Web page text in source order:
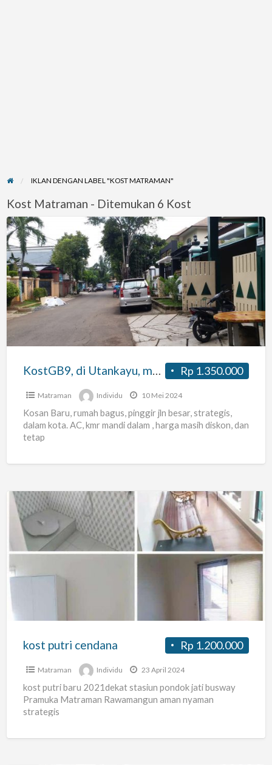
IKLAN DENGAN LABEL "KOST MATRAMAN"
Kost Matraman - Ditemukan 6 Kost
KostGB9,
di
Utankayu,
matraman,
Jakarta
Timur
Rp 1.350.000
KostGB9, di Utankayu, matraman, Jakarta Timur
Matraman Individu 10 Mei 2024
Kosan Baru, rumah bagus, pinggir jln besar, strategis,
dalam kota. AC, kmr mandi dalam , harga masih diskon, dan
tetap
kost
putri
cendana
Rp 1.200.000
kost putri cendana
Matraman Individu 23 April 2024
kost putri baru 2021dekat stasiun pondok jati busway
Pramuka Matraman Rawamangun aman nyaman
strategis